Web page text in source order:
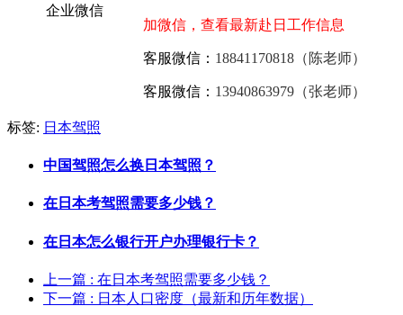
加微信，查看最新赴日工作信息
客服微信： 18841170818（陈老师）
客服微信： 13940863979（张老师）
标签: 日本驾照
中国驾照怎么换日本驾照？
在日本考驾照需要多少钱？
在日本怎么银行开户办理银行卡？
上一篇 : 在日本考驾照需要多少钱？
下一篇 : 日本人口密度（最新和历年数据）